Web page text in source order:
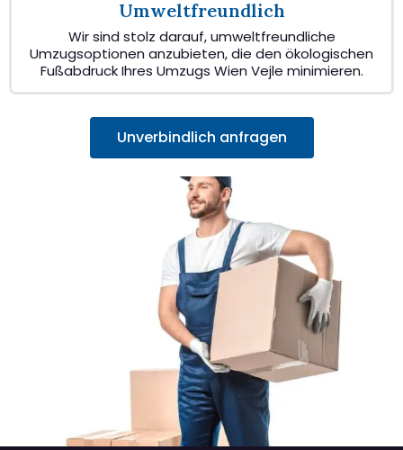
Umweltfreundlich
Wir sind stolz darauf, umweltfreundliche
Umzugsoptionen anzubieten, die den ökologischen
Fußabdruck Ihres Umzugs Wien Vejle minimieren.
Unverbindlich anfragen